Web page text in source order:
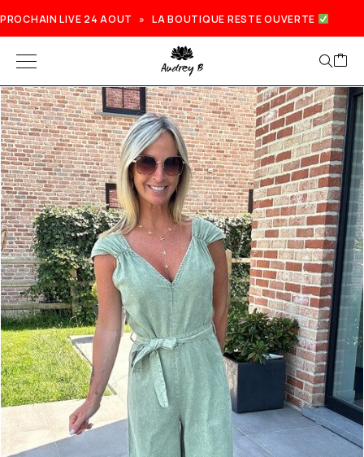
PROCHAIN LIVE 24 AOUT » LA BOUTIQUE RESTE OUVERTE